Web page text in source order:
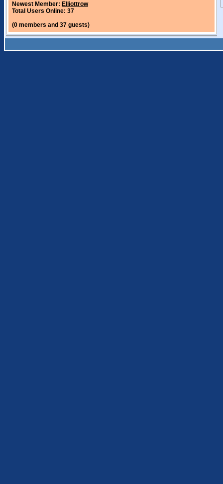
Newest Member: Elliottrow
Total Users Online: 37
(0 members and 37 guests)